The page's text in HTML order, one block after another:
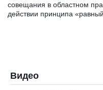
совещания в областном
действии принципа
Видео